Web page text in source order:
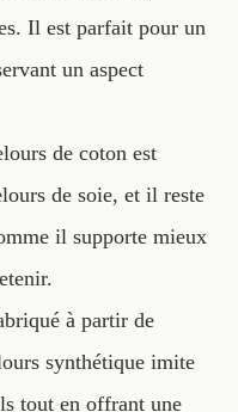
Il est parfait pour un
un aspect
de coton est
de soie, et il reste
il supporte mieux
à partir de
synthétique imite
tout en offrant une